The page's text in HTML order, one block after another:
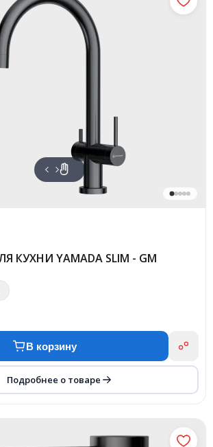
КУХНИ YAMADA SLIM - GM
В корзину
Подробнее о товаре